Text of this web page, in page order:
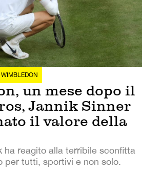
WIMBLEDON
un mese dopo il
Jannik Sinner
il valore della
ha reagito alla terribile sconfitta
per tutti, sportivi e non solo.